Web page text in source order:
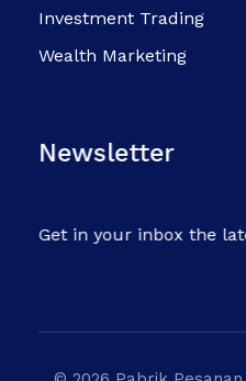
Investment Trading
Wealth Marketing
Newsletter
Get in your inbox the